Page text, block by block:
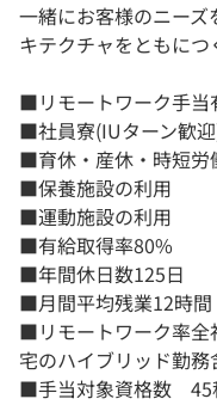
一緒にお客様のニー
キテクチャをともにつ
■リモートワーク手当
■社員寮(IUターン歓
■育休・産休・時短労
■保養施設の利用
■運動施設の利用
■有給取得率80%
■年間休日数125日
■月間平均残業12時間
■リモートワーク率全
宅のハイブリッド勤務
■手当対象資格数 45